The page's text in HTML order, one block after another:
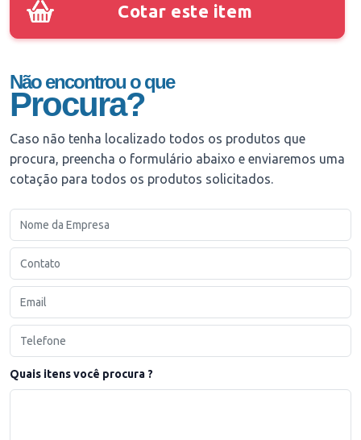
Cotar este item
Não encontrou o que
Procura?
Caso não tenha localizado todos os produtos que
procura, preencha o formulário abaixo e enviaremos uma
cotação para todos os produtos solicitados.
Quais itens você procura ?